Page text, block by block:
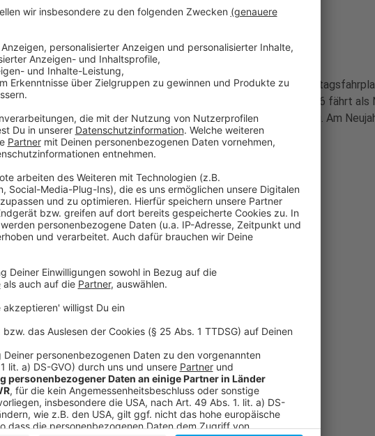
Silvester- und Neujahrsfahrplan der Rheinbahn
Heute (31. Dezember 2025) fahren Busse und Bahnen nach
auf vielen Linien bis 5 Uhr ein spezieller Silvester-Fahrplan. Die U76 fährt als
„Krefeld, Rheinstraße“, die U79 im 60-Minuten-Takt nach Duisburg. Am
gilt ab 5 Uhr der Sonntagsfahrplan.
Weitere Infos und Links zum Thema
Anzeige
Die Infos der Rheinbahn
Unsere Meldung: Mehr Fahrten an Weihnachten und Silvester
Rheinbahn stellt neue Elektro- und Dieselbusse vor
Anzeige
Folge uns für mehr News & Updates: